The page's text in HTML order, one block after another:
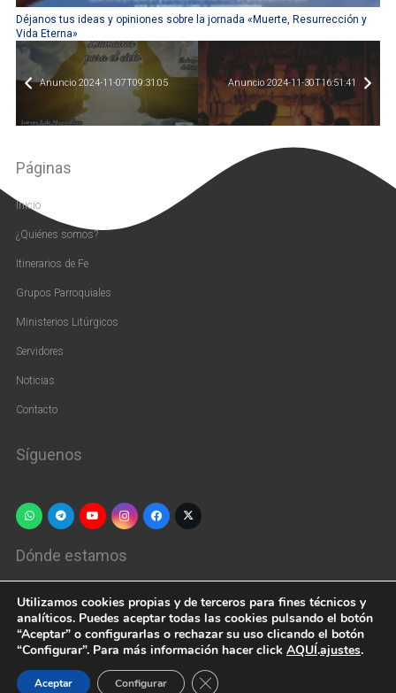
Déjanos tus ideas y opiniones sobre la jornada «Muerte, Resurrección y
Vida Eterna»
Anuncio 2024-11-07T09:31:05 Anuncio 2024-11-30T16:51:41
Páginas
Inicio
¿Quiénes somos?
Itinerarios de Fe
Grupos Parroquiales
Ministerios Litúrgicos
Servidores
Noticias
Contacto
Síguenos
Dónde estamos
+34 915 39 66 44
parroquiasaninocentes@gmail.com
Utilizamos cookies propias y de terceros para fines técnicos y
analíticos. Puedes aceptar todas las cookies pulsando el botón
“Aceptar” o configurarlas o rechazar su uso clicando el botón
“Configurar”. Para más información hacer click AQUÍ.ajustes.
Aceptar Configurar Cerrar el banner de cookies RGPD